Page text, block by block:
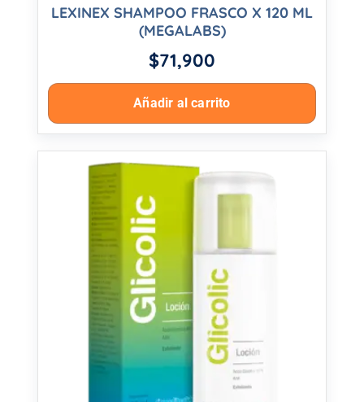
LEXINEX SHAMPOO FRASCO X 120 ML
(MEGALABS)
$71,900
Añadir al carrito